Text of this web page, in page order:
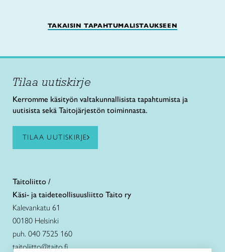
TAKAISIN TAPAHTUMALISTAUKSEEN
Tilaa uutiskirje
Kerromme käsityön valtakunnallisista tapahtumista ja
uutisista sekä Taitojärjestön toiminnasta.
TILAA UUTISKIRJE
Taitoliitto /
Käsi- ja taideteollisuusliitto Taito ry
Kalevankatu 61
00180 Helsinki
puh. 040 7525 160
taitoliitto@taito.fi